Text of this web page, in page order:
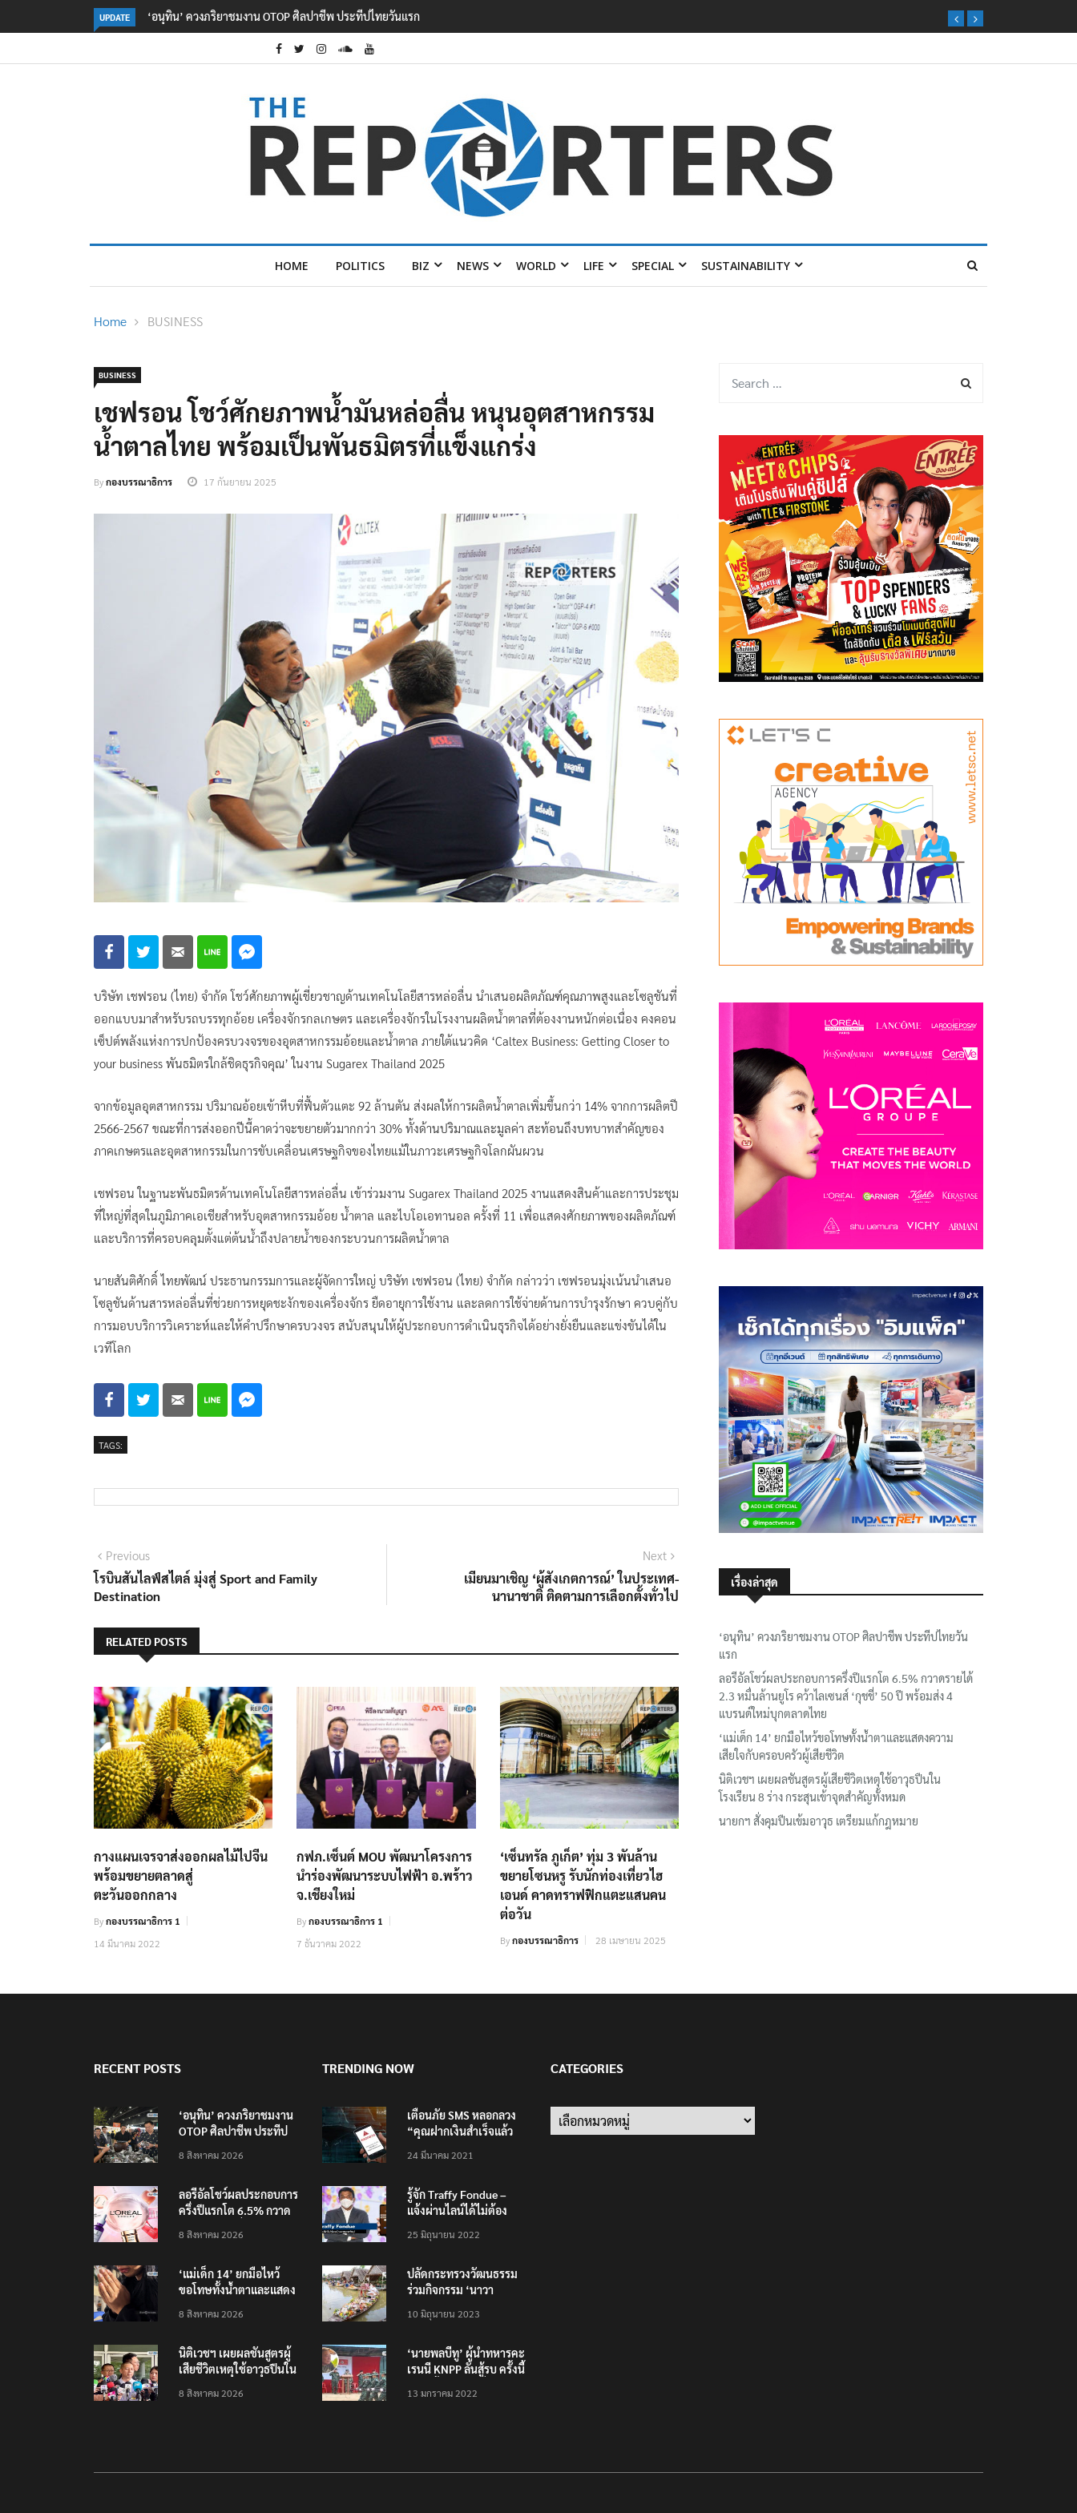
UPDATE ลอรีอัลโชว์ผลประกอบการครึ่งปีแรกโต 6.5% กวาดรายได้ 2.3 หมื่นล้านยูโร คว้าไลเซนส์ ‘กุชชี่’ 50 ปี พร้อมส่ง 4 แบรนด์ใหม่บุกตลาดไทย
HOME POLITICS BIZ NEWS WORLD LIFE SPECIAL SUSTAINABILITY
Home BUSINESS
BUSINESS
เชฟรอน โชว์ศักยภาพน้ำมันหล่อลื่น หนุนอุตสาหกรรม
น้ำตาลไทย พร้อมเป็นพันธมิตรที่แข็งแกร่ง
Byกองบรรณาธิการ 17 กันยายน 2025
บริษัท เชฟรอน (ไทย) จำกัด โชว์ศักยภาพผู้เชี่ยวชาญด้านเทคโนโลยีสารหล่อลื่น นำเสนอผลิตภัณฑ์คุณภาพสูงและโซลูชันที่
ออกแบบมาสำหรับรถบรรทุกอ้อย เครื่องจักรกลเกษตร และเครื่องจักรในโรงงานผลิตน้ำตาลที่ต้องงานหนักต่อเนื่อง คงคอน
เซ็ปต์พลังแห่งการปกป้องครบวงจรของอุตสาหกรรมอ้อยและน้ำตาล ภายใต้แนวคิด ‘Caltex Business: Getting Closer to
your business พันธมิตรใกล้ชิดธุรกิจคุณ’ ในงาน Sugarex Thailand 2025
จากข้อมูลอุตสาหกรรม ปริมาณอ้อยเข้าหีบที่ฟื้นตัวแตะ 92 ล้านตัน ส่งผลให้การผลิตน้ำตาลเพิ่มขึ้นกว่า 14% จากการผลิตปี
2566-2567 ขณะที่การส่งออกปีนี้คาดว่าจะขยายตัวมากกว่า 30% ทั้งด้านปริมาณและมูลค่า สะท้อนถึงบทบาทสำคัญของ
ภาคเกษตรและอุตสาหกรรมในการขับเคลื่อนเศรษฐกิจของไทยแม้ในภาวะเศรษฐกิจโลกผันผวน
เชฟรอน ในฐานะพันธมิตรด้านเทคโนโลยีสารหล่อลื่น เข้าร่วมงาน Sugarex Thailand 2025 งานแสดงสินค้าและการประชุม
ที่ใหญ่ที่สุดในภูมิภาคเอเชียสำหรับอุตสาหกรรมอ้อย น้ำตาล และไบโอเอทานอล ครั้งที่ 11 เพื่อแสดงศักยภาพของผลิตภัณฑ์
และบริการที่ครอบคลุมตั้งแต่ต้นน้ำถึงปลายน้ำของกระบวนการผลิตน้ำตาล
นายสันติศักดิ์ ไทยพัฒน์ ประธานกรรมการและผู้จัดการใหญ่ บริษัท เชฟรอน (ไทย) จำกัด กล่าวว่า เชฟรอนมุ่งเน้นนำเสนอ
โซลูชันด้านสารหล่อลื่นที่ช่วยการหยุดชะงักของเครื่องจักร ยืดอายุการใช้งาน และลดการใช้จ่ายด้านการบำรุงรักษา ควบคู่กับ
การมอบบริการวิเคราะห์และให้คำปรึกษาครบวงจร สนับสนุนให้ผู้ประกอบการดำเนินธุรกิจได้อย่างยั่งยืนและแข่งขันได้ใน
เวทีโลก
TAGS:
แนะแนว
เรื่อง
PreviousPrevious
post:
โรบินสันไลฟ์สไตล์ มุ่งสู่ Sport and Family
Destination
Next
post:
เมียนมาเชิญ ‘ผู้สังเกตการณ์’ ในประเทศ-
นานาชาติ ติดตามการเลือกตั้งทั่วไป
RELATED POSTS
กางแผนเจรจาส่งออกผลไม้ไปจีน
พร้อมขยายตลาดสู่
ตะวันออกกลาง
Byกองบรรณาธิการ 1
14 มีนาคม 2022
กฟภ.เซ็นต์ MOU พัฒนาโครงการ
นำร่องพัฒนาระบบไฟฟ้า อ.พร้าว
จ.เชียงใหม่
Byกองบรรณาธิการ 1
7 ธันวาคม 2022
‘เซ็นทรัล ภูเก็ต’ ทุ่ม 3 พันล้าน
ขยายโซนหรู รับนักท่องเที่ยวไฮ
เอนด์ คาดทราฟฟิกแตะแสนคน
ต่อวัน
Byกองบรรณาธิการ 28 เมษายน 2025
เรื่องล่าสุด
‘อนุทิน’ ควงภริยาชมงาน OTOP ศิลปาชีพ ประทีปไทยวัน
แรก
ลอรีอัลโชว์ผลประกอบการครึ่งปีแรกโต 6.5% กวาดรายได้
2.3 หมื่นล้านยูโร คว้าไลเซนส์ ‘กุชชี่’ 50 ปี พร้อมส่ง 4
แบรนด์ใหม่บุกตลาดไทย
‘แม่เด็ก 14’ ยกมือไหว้ขอโทษทั้งน้ำตาและแสดงความ
เสียใจกับครอบครัวผู้เสียชีวิต
นิติเวชฯ เผยผลชันสูตรผู้เสียชีวิตเหตุใช้อาวุธปืนใน
โรงเรียน 8 ร่าง กระสุนเข้าจุดสำคัญทั้งหมด
นายกฯ สั่งคุมปืนเข้มอาวุธ เตรียมแก้กฎหมาย
RECENT POSTS
‘อนุทิน’ ควงภริยาชมงาน
OTOP ศิลปาชีพ ประทีป
8 สิงหาคม 2026
ลอรีอัลโชว์ผลประกอบการ
ครึ่งปีแรกโต 6.5% กวาด
คว้าไลเซนส์ ‘กุชชี่’ 50 ปี
ตลาดไทย
8 สิงหาคม 2026
‘แม่เด็ก 14’ ยกมือไหว้
ขอโทษทั้งน้ำตาและแสดง
เสียชีวิต
8 สิงหาคม 2026
นิติเวชฯ เผยผลชันสูตรผู้
เสียชีวิตเหตุใช้อาวุธปืนใน
จุดสำคัญทั้งหมด
8 สิงหาคม 2026
TRENDING NOW
เตือนภัย SMS หลอกลวง
“คุณฝากเงินสำเร็จแล้ว
200,000 บาท”
24 มีนาคม 2021
รู้จัก Traffy Fondue –
แจ้งผ่านไลน์ได้ไม่ต้อง
ทั่วไทย ไม่ใช่แค่ในกรุง
25 มิถุนายน 2022
ปลัดกระทรวงวัฒนธรรม
ร่วมกิจกรรม ‘นาวา
ตักบาตรทางน้ำ
10 มิถุนายน 2023
‘นายพลบีทู’ ผู้นำทหารคะ
เรนนี KNPP ลั่นสู้รบ ครั้งนี้
ประชาชนต้องชนะ
13 มกราคม 2022
CATEGORIES
Categories